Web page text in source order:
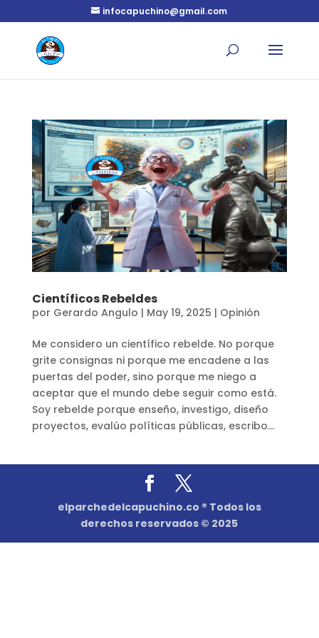
infocapuchino@gmail.com
Científicos Rebeldes
por Gerardo Angulo | May 19, 2025 | Opinión
Me considero un científico rebelde. No porque
grite consignas ni porque me encadene a las
puertas del poder, sino porque me niego a
aceptar que el mundo debe seguir como está.
Soy rebelde porque enseño, investigo, diseño
proyectos, evalúo políticas públicas, escribo...
elparchedelcapuchino.co ® Todos los
derechos reservados © 2025